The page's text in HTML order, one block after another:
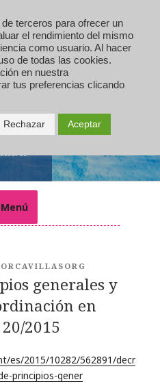
rurales y apartamentos de
Menú
generales y
en
2015
es/2015/10282/562891/decr
principios-gener
terceros para ofrecer un
el rendimiento del mismo
como usuario. Al hacer
de todas las cookies.
en nuestra
tus preferencias clicando
Rechazar Aceptar